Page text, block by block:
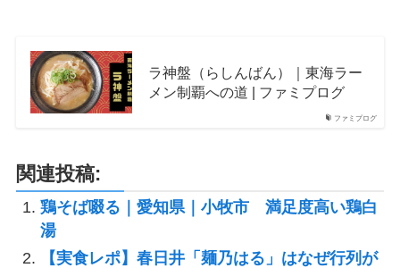
ファミプログ
ラ神盤（らしんばん）｜東海ラー
メン制覇への道 | ファミプログ
関連投稿:
鶏そば啜る｜愛知県｜小牧市 満足度高い鶏白
湯
【実食レポ】春日井「麺乃はる」はなぜ行列が